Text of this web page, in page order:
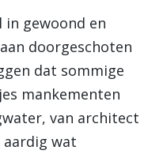
gewoond en
doorgeschoten
dat sommige
mankementen
van architect
aardig wat